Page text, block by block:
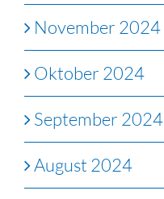
November 2024
Oktober 2024
September 2024
August 2024